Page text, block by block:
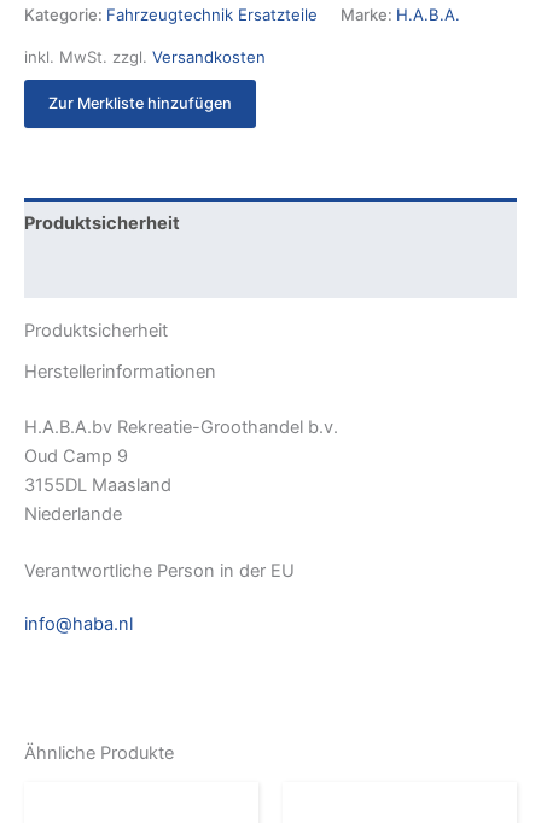
Kategorie: Fahrzeugtechnik Ersatzteile Marke: H.A.B.A.
inkl. MwSt. zzgl. Versandkosten
Zur Merkliste hinzufügen
Produktsicherheit
Produktsicherheit
Herstellerinformationen
H.A.B.A.bv Rekreatie-Groothandel b.v.
Oud Camp 9
3155DL Maasland
Niederlande
Verantwortliche Person in der EU
info@haba.nl
Ähnliche Produkte